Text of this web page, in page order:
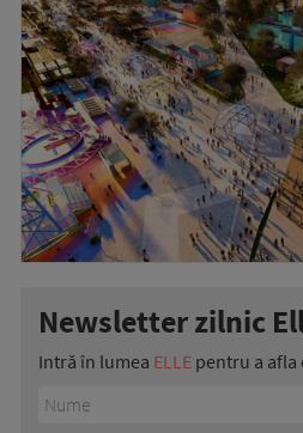
Newsletter zilnic
Intră în lumea ELLE pentru a afla